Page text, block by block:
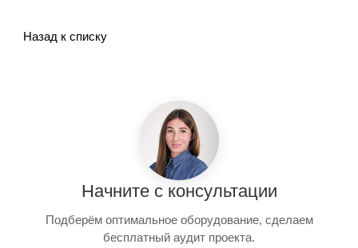
Назад к списку
Начните с консультации
Подберём оптимальное оборудование, сделаем
бесплатный аудит проекта.